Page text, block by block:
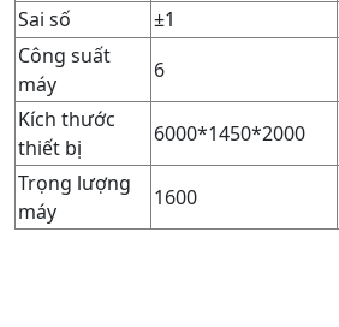
Sai số
±1
Công suất
máy
6
Kích thước
thiết bị
6000*1450*2000
Trọng lượng
máy
1600